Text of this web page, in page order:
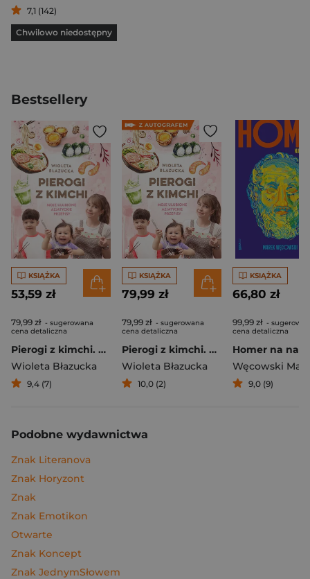
7,1 (142)
Chwilowo niedostępny
Bestsellery
KSIĄŻKA
53,59 zł
79,99 zł - sugerowana
cena detaliczna
Pierogi z kimchi. Moje ulubione azjatyckie przepisy
Wioleta Błazucka
9,4 (7)
KSIĄŻKA
79,99 zł
79,99 zł - sugerowana
cena detaliczna
Pierogi z kimchi. Moje ulubione azjatyckie przepisy - książka z autografem
Wioleta Błazucka
10,0 (2)
KSIĄŻKA
66,80 zł
99,99 zł -
cena detaliczna
Węcowski
9,0 (9)
Podobne wydawnictwa
Znak Literanova
Znak Horyzont
Znak
Znak Emotikon
Otwarte
Znak Koncept
Znak JednymSłowem